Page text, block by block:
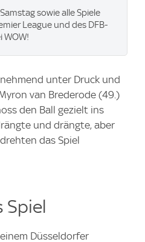
sowie alle Spiele
League und des DFB-
WOW!
unter Druck und
van Brederode (49.)
den Ball gezielt ins
und drängte, aber
das Spiel
Spiel
Düsseldorfer